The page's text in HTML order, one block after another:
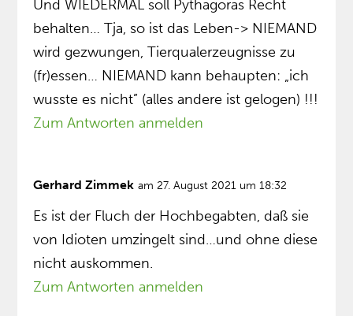
Und WIEDERMAL soll Pythagoras Recht
behalten… Tja, so ist das Leben-> NIEMAND
wird gezwungen, Tierqualerzeugnisse zu
(fr)essen… NIEMAND kann behaupten: „ich
wusste es nicht” (alles andere ist gelogen) !!!
Zum Antworten anmelden
Gerhard Zimmek am 27. August 2021 um 18:32
Es ist der Fluch der Hochbegabten, daß sie
von Idioten umzingelt sind…und ohne diese
nicht auskommen.
Zum Antworten anmelden